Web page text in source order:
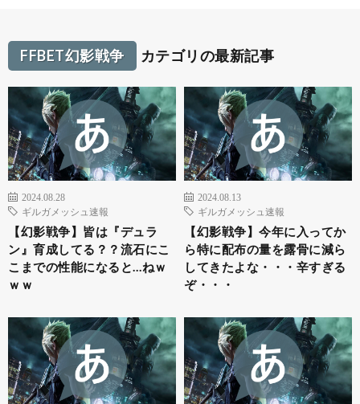
FFBET幻影戦争 カテゴリの最新記事
2024.08.28
ギルガメッシュ速報
【幻影戦争】皆は『デュラ
ン』育成してる？？流石にこ
こまでの性能になると…ねｗ
ｗｗ
2024.08.13
ギルガメッシュ速報
【幻影戦争】今年に入ってか
ら特に配布の量を露骨に減ら
してきたよな・・・辛すぎる
ぞ・・・